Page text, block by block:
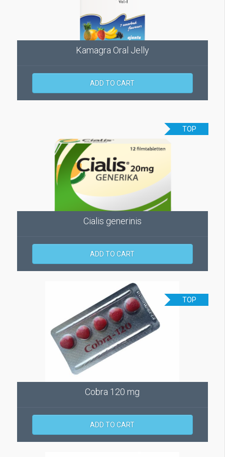
Kamagra Oral Jelly
ADD TO CART
TOP
Cialis generinis
ADD TO CART
TOP
Cobra 120 mg
ADD TO CART